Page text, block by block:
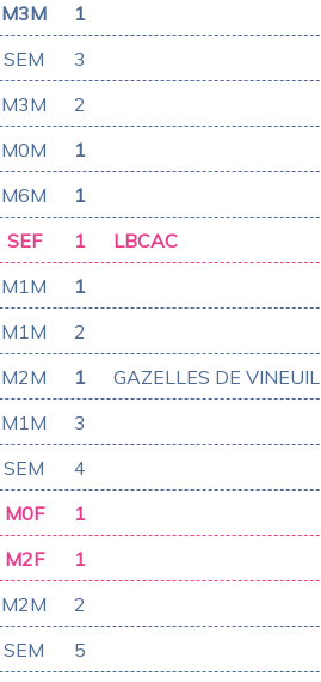
M3M 1
SEM 3
M3M 2
M0M 1
M6M 1
SEF 1 LBCAC
M1M 1
M1M 2
M2M 1 GAZELLES DE VINEUIL
M1M 3
SEM 4
M0F 1
M2F 1
M2M 2
SEM 5